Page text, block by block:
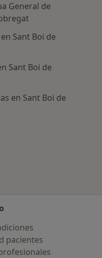
General de
Sant Boi de
Sant Boi de
en Sant Boi de
pacientes